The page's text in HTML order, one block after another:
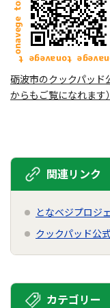
砺波市のクックパッド
からもご覧になれます）
関連リンク
となベジプロジ
クックパッド公
カテゴリー